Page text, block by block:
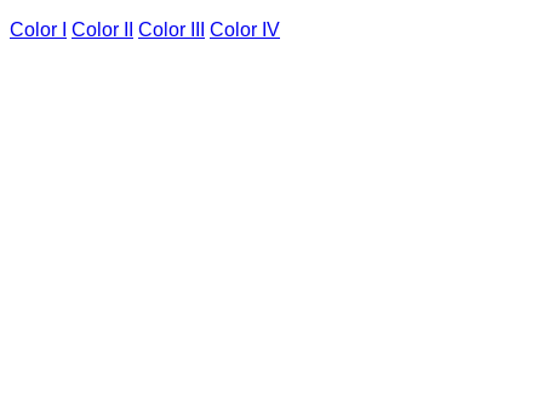
Color I
Color II Color III Color IV